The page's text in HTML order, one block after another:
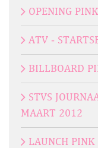
OPENING
ATV -
BILLBOARD
STVS
MAART 2012
LAUNCH PINK